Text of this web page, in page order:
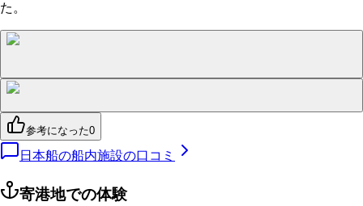
た。
参考になった0
日本船の船内施設の口コミ
寄港地での体験